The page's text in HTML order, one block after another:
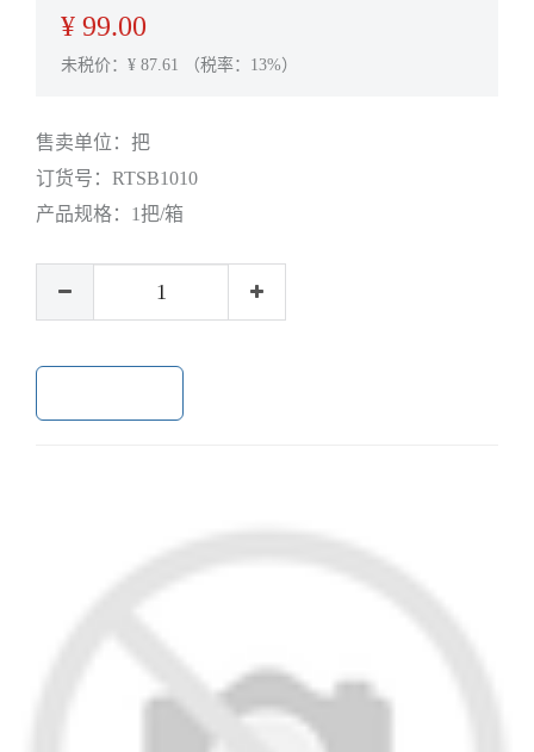
¥ 99.00
未税价：¥ 87.61 （税率：13%）
售卖单位： 把
订货号： RTSB1010
产品规格： 1把/箱